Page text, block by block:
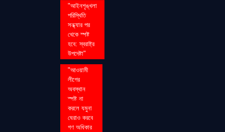
"আইনশৃঙ্খলা
পরিস্থিতি
সন্ধ্যার পর
থেকে স্পষ্ট
হবে: স্বরাষ্ট্র
উপদেষ্টা"
"আওয়ামী
লীগের
অবস্থান
স্পষ্ট না
করলে যমুনা
ঘেরাও করবে
গণ অধিকার